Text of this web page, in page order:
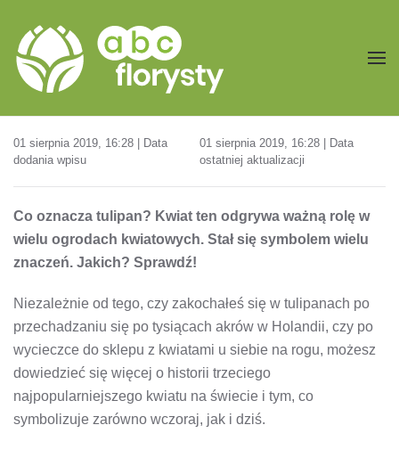
Przejdź do treści głównej
01 sierpnia 2019, 16:28 | Data
dodania wpisu
01 sierpnia 2019, 16:28 | Data
ostatniej aktualizacji
Co oznacza tulipan? Kwiat ten odgrywa ważną rolę w
wielu ogrodach kwiatowych. Stał się symbolem wielu
znaczeń. Jakich? Sprawdź!
Niezależnie od tego, czy zakochałeś się w tulipanach po
przechadzaniu się po tysiącach akrów w Holandii, czy po
wycieczce do sklepu z kwiatami u siebie na rogu, możesz
dowiedzieć się więcej o historii trzeciego
najpopularniejszego kwiatu na świecie i tym, co
symbolizuje zarówno wczoraj, jak i dziś.